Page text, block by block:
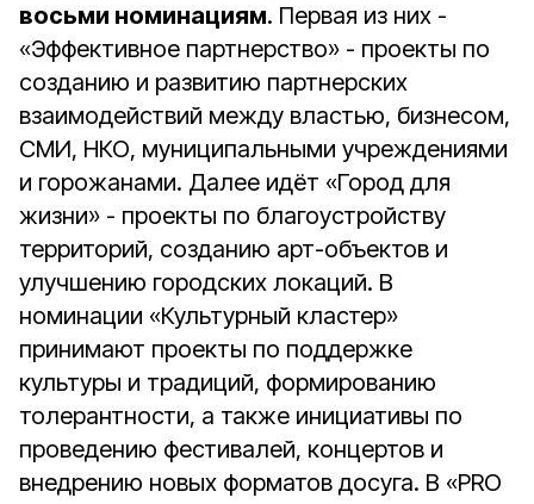
восьми номинациям. Первая из них -
«Эффективное партнерство» - проекты по
созданию и развитию партнерских
взаимодействий между властью, бизнесом,
СМИ, НКО, муниципальными учреждениями
и горожанами. Далее идёт «Город для
жизни» - проекты по благоустройству
территорий, созданию арт-объектов и
улучшению городских локаций. В
номинации «Культурный кластер»
принимают проекты по поддержке
культуры и традиций, формированию
толерантности, а также инициативы по
проведению фестивалей, концертов и
внедрению новых форматов досуга. В «PRO